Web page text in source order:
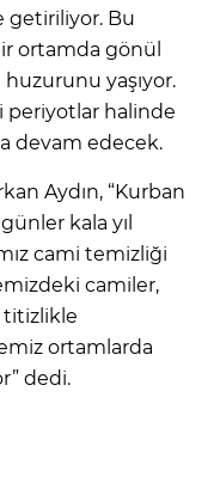
getiriliyor. Bu
ortamda gönül
yaşıyor.
periyotlar halinde
devam edecek.
Aydın, “Kurban
kala yıl
cami temizliği
camiler,
titizlikle
ortamlarda
dedi.